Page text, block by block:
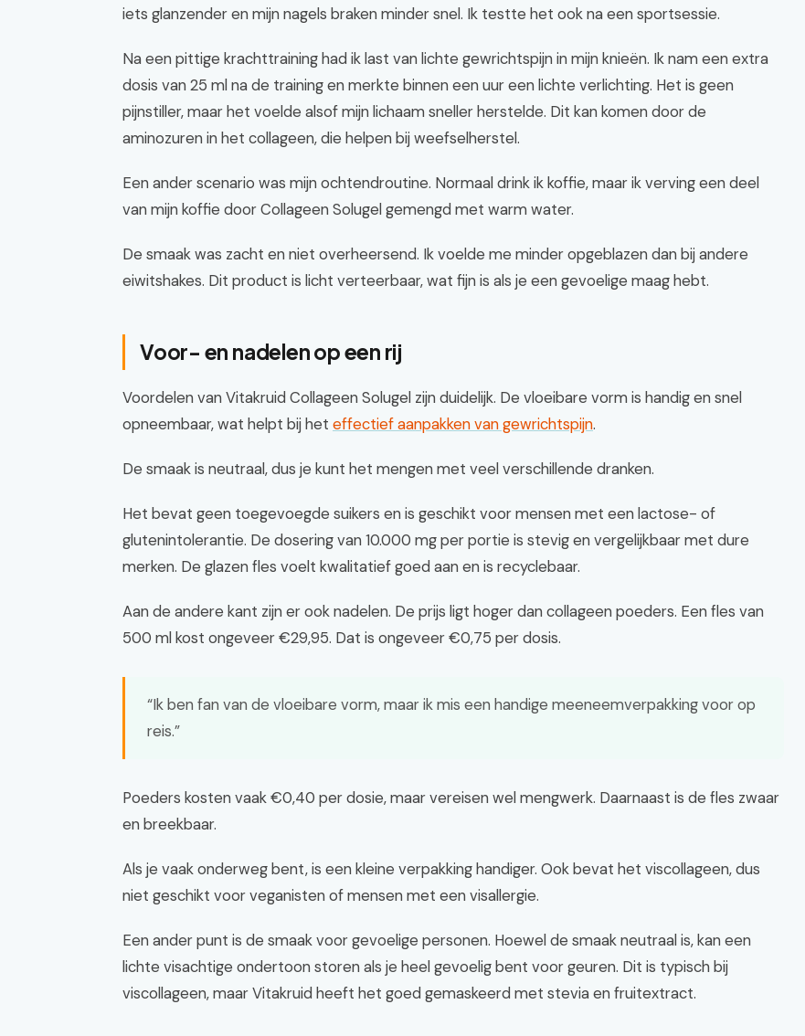
iets glanzender en mijn nagels braken minder snel. Ik testte het ook na een sportsessie.
Na een pittige krachttraining had ik last van lichte gewrichtspijn in mijn knieën. Ik nam een extra
dosis van 25 ml na de training en merkte binnen een uur een lichte verlichting. Het is geen
pijnstiller, maar het voelde alsof mijn lichaam sneller herstelde. Dit kan komen door de
aminozuren in het collageen, die helpen bij weefselherstel.
Een ander scenario was mijn ochtendroutine. Normaal drink ik koffie, maar ik verving een deel
van mijn koffie door Collageen Solugel gemengd met warm water.
De smaak was zacht en niet overheersend. Ik voelde me minder opgeblazen dan bij andere
eiwitshakes. Dit product is licht verteerbaar, wat fijn is als je een gevoelige maag hebt.
Voor- en nadelen op een rij
Voordelen van Vitakruid Collageen Solugel zijn duidelijk. De vloeibare vorm is handig en snel
opneembaar, wat helpt bij het effectief aanpakken van gewrichtspijn.
De smaak is neutraal, dus je kunt het mengen met veel verschillende dranken.
Het bevat geen toegevoegde suikers en is geschikt voor mensen met een lactose- of
glutenintolerantie. De dosering van 10.000 mg per portie is stevig en vergelijkbaar met dure
merken. De glazen fles voelt kwalitatief goed aan en is recyclebaar.
Aan de andere kant zijn er ook nadelen. De prijs ligt hoger dan collageen poeders. Een fles van
500 ml kost ongeveer €29,95. Dat is ongeveer €0,75 per dosis.
“Ik ben fan van de vloeibare vorm, maar ik mis een handige meeneemverpakking voor op
reis.”
Poeders kosten vaak €0,40 per dosie, maar vereisen wel mengwerk. Daarnaast is de fles zwaar
en breekbaar.
Als je vaak onderweg bent, is een kleine verpakking handiger. Ook bevat het viscollageen, dus
niet geschikt voor veganisten of mensen met een visallergie.
Een ander punt is de smaak voor gevoelige personen. Hoewel de smaak neutraal is, kan een
lichte visachtige ondertoon storen als je heel gevoelig bent voor geuren. Dit is typisch bij
viscollageen, maar Vitakruid heeft het goed gemaskeerd met stevia en fruitextract.